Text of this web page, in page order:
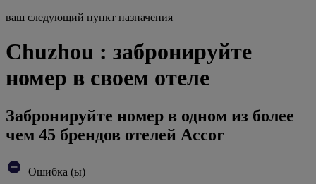
ваш следующий пункт назначения
Chuzhou : забронируйте
номер в своем отеле
Забронируйте номер в одном из более
чем 45 брендов отелей Accor
Ошибка (ы)